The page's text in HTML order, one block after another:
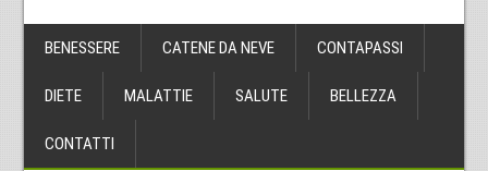
BENESSERE CATENE DA NEVE CONTAPASSI
DIETE MALATTIE SALUTE BELLEZZA
CONTATTI